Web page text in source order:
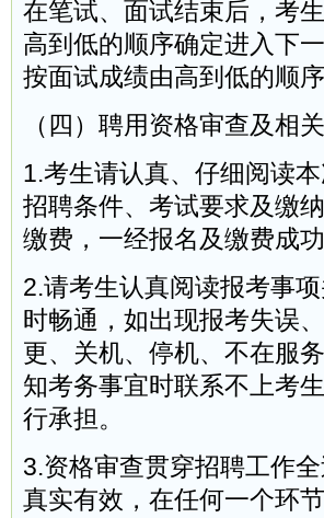
在笔试、面试结束后，考
高到低的顺序确定进入下
按面试成绩由高到低的顺
（四）聘用资格审查及相
1.考生请认真、仔细阅读
招聘条件、考试要求及缴
缴费，一经报名及缴费成
2.请考生认真阅读报考事
时畅通，如出现报考失误
更、关机、停机、不在服
知考务事宜时联系不上考
行承担。
3.资格审查贯穿招聘工作
真实有效，在任何一个环